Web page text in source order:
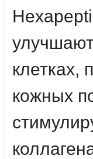
клетках,
кожных